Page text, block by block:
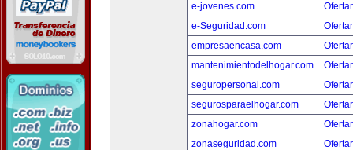
e-jovenes.com
e-Seguridad.com
empresaencasa.com
mantenimientodelhogar.com
seguropersonal.com
segurosparaelhogar.com
zonahogar.com
zonaseguridad.com